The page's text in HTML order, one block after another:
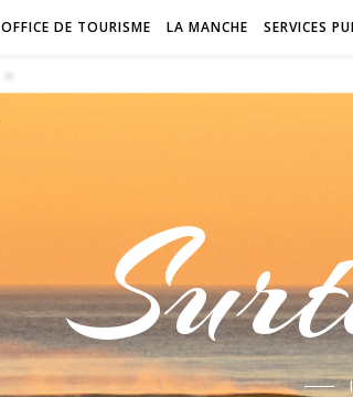
OFFICE DE TOURISME LA MANCHE SERVICES